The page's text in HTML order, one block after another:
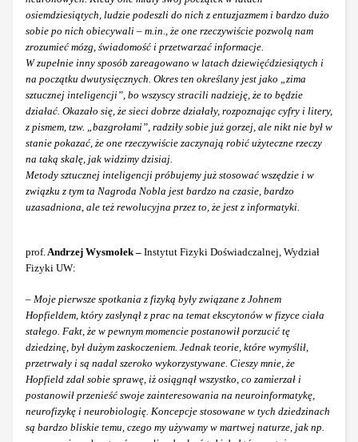
osiemdziesiątych, ludzie podeszli do nich z entuzjazmem i bardzo dużo
sobie po nich obiecywali – m.in., że one rzeczywiście pozwolą nam
zrozumieć mózg, świadomość i przetwarzać informacje.
W zupełnie inny sposób zareagowano w latach dziewięćdziesiątych i
na początku dwutysięcznych. Okres ten określany jest jako „zima
sztucznej inteligencji”, bo wszyscy stracili nadzieję, że to będzie
działać. Okazało się, że sieci dobrze działały, rozpoznając cyfry i litery,
z pismem, tzw. „bazgrołami”, radziły sobie już gorzej, ale nikt nie był w
stanie pokazać, że one rzeczywiście zaczynają robić użyteczne rzeczy
na taką skalę, jak widzimy dzisiaj.
Metody sztucznej inteligencji próbujemy już stosować wszędzie i w
związku z tym ta Nagroda Nobla jest bardzo na czasie, bardzo
uzasadniona, ale też rewolucyjna przez to, że jest z informatyki.
prof.Andrzej Wysmołek – Instytut Fizyki Doświadczalnej, Wydział
Fizyki UW:
– Moje pierwsze spotkania z fizyką były związane z Johnem
Hopfieldem, który zasłynął z prac na temat ekscytonów w fizyce ciała
stałego. Fakt, że w pewnym momencie postanowił porzucić tę
dziedzinę, był dużym zaskoczeniem. Jednak teorie, które wymyślił,
przetrwały i są nadal szeroko wykorzystywane. Cieszy mnie, że
Hopfield zdał sobie sprawę, iż osiągnął wszystko, co zamierzał i
postanowił przenieść swoje zainteresowania na neuroinformatykę,
neurofizykę i neurobiologię. Koncepcje stosowane w tych dziedzinach
są bardzo bliskie temu, czego my używamy w martwej naturze, jak np.